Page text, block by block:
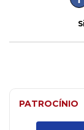
PATROCÍNIO